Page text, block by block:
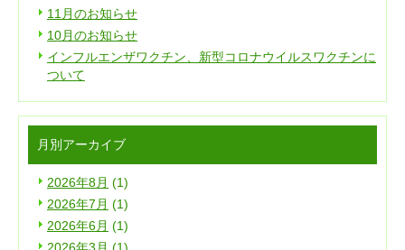
11月のお知らせ
10月のお知らせ
インフルエンザワクチン、新型コロナウイルスワクチンに
ついて
月別アーカイブ
2026年8月 (1)
2026年7月 (1)
2026年6月 (1)